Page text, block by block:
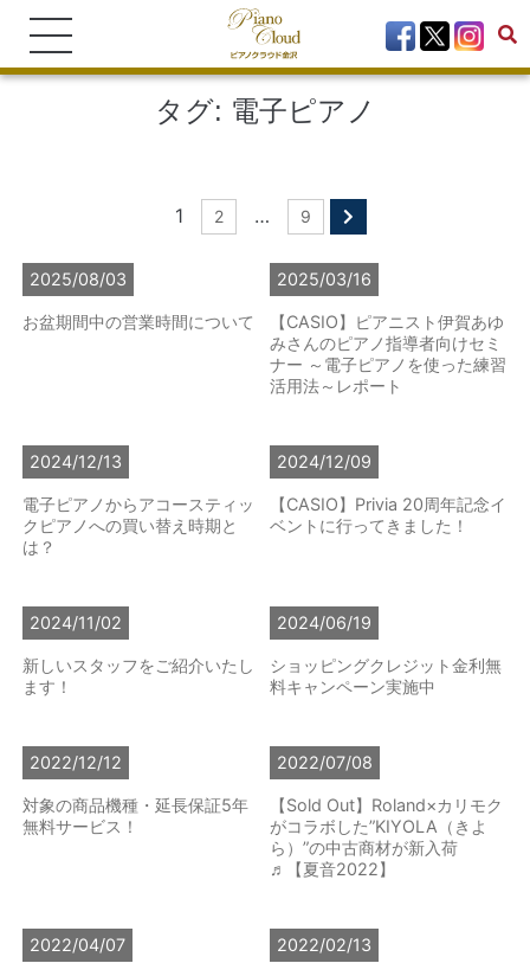
タグ: 電子ピアノ
1 2 … 9
2025/08/03
お盆期間中の営業時間について
2025/03/16
【CASIO】ピアニスト伊賀あゆ
みさんのピアノ指導者向けセミ
ナー ～電子ピアノを使った練習
活用法～レポート
2024/12/13
電子ピアノからアコースティッ
クピアノへの買い替え時期と
は？
2024/12/09
【CASIO】Privia 20周年記念イ
ベントに行ってきました！
2024/11/02
新しいスタッフをご紹介いたし
ます！
2024/06/19
ショッピングクレジット金利無
料キャンペーン実施中
2022/12/12
対象の商品機種・延長保証5年
無料サービス！
2022/07/08
【Sold Out】Roland×カリモク
がコラボした”KIYOLA（きよ
ら）”の中古商材が新入荷
♬【夏音2022】
2022/04/07 2022/02/13